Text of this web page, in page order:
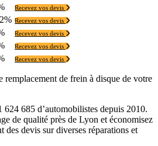
Recevez vos devis
Recevez vos devis
Recevez vos devis
Recevez vos devis
Recevez vos devis
remplacement de frein à disque de votre
685 d’automobilistes depuis 2010.
de qualité près de Lyon et économisez
des devis sur diverses réparations et